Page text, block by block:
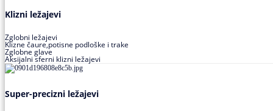
Klizni ležajevi
Zglobni ležajevi
Klizne čaure,potisne podloške i trake
Zglobne glave
Aksijalni sferni klizni ležajevi
Super-precizni ležajevi